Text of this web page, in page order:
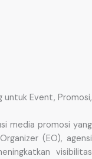
untuk Event, Promosi,
media promosi yang
(EO), agensi
visibilitas